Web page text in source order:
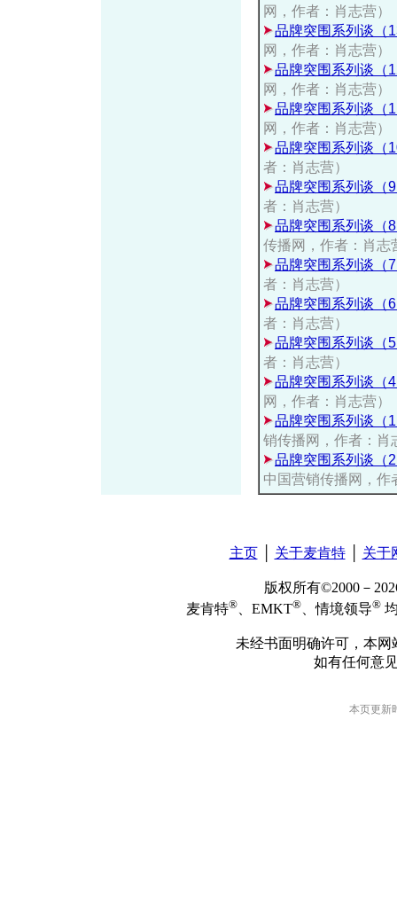
网，作者：肖志营）
品牌突围系列谈（
网，作者：肖志营）
品牌突围系列谈（
网，作者：肖志营）
品牌突围系列谈（
网，作者：肖志营）
品牌突围系列谈（
者：肖志营）
品牌突围系列谈（
者：肖志营）
品牌突围系列谈（
传播网，作者：肖志
品牌突围系列谈（
者：肖志营）
品牌突围系列谈（
者：肖志营）
品牌突围系列谈（
者：肖志营）
品牌突围系列谈（
网，作者：肖志营）
品牌突围系列谈（
销传播网，作者：肖
品牌突围系列谈（
中国营销传播网，作
主页│ 关于麦肯特│ 关于
版权所有©2000－
麦肯特® 、EMKT® 、情境领导®
未经书面明确许可，本
如有任何意
本页更新